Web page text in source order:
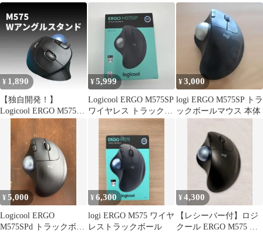
ール 本体
ラックボール
¥ 1,890
【独自開発！】
Logicool ERGO M575専
用 ダブルアングルスタ
ンド
¥5,999
Logicool ERGO M575SP
ワイヤレス トラックボ
¥3,000
logi ERGO M575SP トラ
ックボールマウス 本体
¥5,000
Logicool ERGO
M575SPd トラックボー
¥6,300
logi ERGO M575 ワイヤ
レストラックボール
¥4,300
【レシーバー付】ロジ
クール ERGO M575 ワ